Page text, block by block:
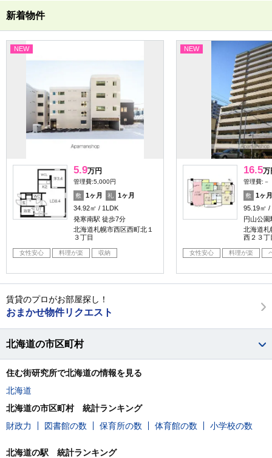
新着物件
NEW
5.9万円
管理費:5,000円
敷 1ヶ月 礼
1ヶ月
34.92㎡
1LDK
発寒南駅 徒歩7分
北海道札幌市西区西町北１
３丁目
女性安心 料理が楽 収納
NEW
16.5万
管理費:－
敷
1ヶ月
95.19㎡
円山公園
北海道札
西２３丁
女性安心 料理が楽
賃貸のプロがお部屋探し！
おまかせ物件リクエスト
北海道の市区町村
住む街研究所で北海道の情報を見る
北海道
北海道の市区町村 統計ランキング
財政力
図書館の数 保育所の数 体育館の数 小学校の数
北海道の駅 統計ランキング